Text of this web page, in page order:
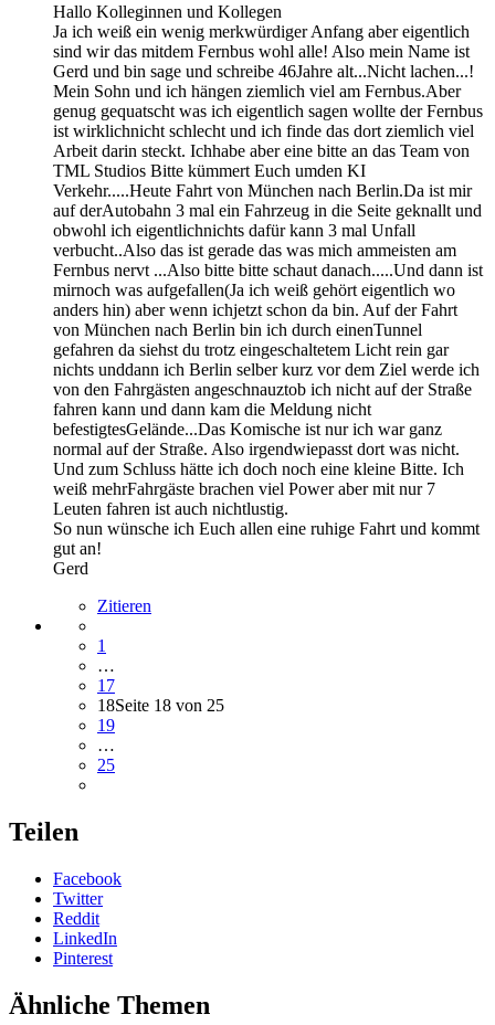
Hallo Kolleginnen und Kollegen
Ja ich weiß ein wenig merkwürdiger Anfang aber eigentlich
sind wir das mitdem Fernbus wohl alle! Also mein Name ist
Gerd und bin sage und schreibe 46Jahre alt...Nicht lachen...!
Mein Sohn und ich hängen ziemlich viel am Fernbus.Aber
genug gequatscht was ich eigentlich sagen wollte der Fernbus
ist wirklichnicht schlecht und ich finde das dort ziemlich viel
Arbeit darin steckt. Ichhabe aber eine bitte an das Team von
TML Studios Bitte kümmert Euch umden KI
Verkehr.....Heute Fahrt von München nach Berlin.Da ist mir
auf derAutobahn 3 mal ein Fahrzeug in die Seite geknallt und
obwohl ich eigentlichnichts dafür kann 3 mal Unfall
verbucht..Also das ist gerade das was mich ammeisten am
Fernbus nervt ...Also bitte bitte schaut danach.....Und dann ist
mirnoch was aufgefallen(Ja ich weiß gehört eigentlich wo
anders hin) aber wenn ichjetzt schon da bin. Auf der Fahrt
von München nach Berlin bin ich durch einenTunnel
gefahren da siehst du trotz eingeschaltetem Licht rein gar
nichts unddann ich Berlin selber kurz vor dem Ziel werde ich
von den Fahrgästen angeschnauztob ich nicht auf der Straße
fahren kann und dann kam die Meldung nicht
befestigtesGelände...Das Komische ist nur ich war ganz
normal auf der Straße. Also irgendwiepasst dort was nicht.
Und zum Schluss hätte ich doch noch eine kleine Bitte. Ich
weiß mehrFahrgäste brachen viel Power aber mit nur 7
Leuten fahren ist auch nichtlustig.
So nun wünsche ich Euch allen eine ruhige Fahrt und kommt
gut an!
Gerd
Zitieren
1
…
17
18Seite 18 von 25
19
…
25
Teilen
Facebook
Twitter
Reddit
LinkedIn
Pinterest
Ähnliche Themen